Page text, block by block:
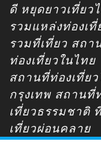
ดี หยุดยาวเที่ยว
รวมแหล่งท่องเที่
รวมที่เที่ยว สถา
ท่องเที่ยวในไทย
สถานที่ท่องเที่ย
กรุงเทพ สถานที่
เที่ยวธรรมชาติ
เที่ยวผ่อนคลาย